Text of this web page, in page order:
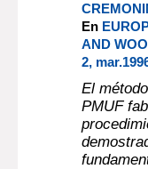
En
AND
2,
El
PMUF